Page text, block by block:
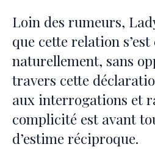
Loin des rumeurs,
que cette relation
naturellement, sans
travers cette
aux interrogations et
complicité est avant
d’estime réciproque.